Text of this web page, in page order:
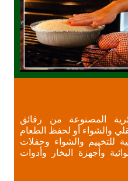
المصنوعة من رقائق
والشواء أو لحفظ الطعام
للتخييم والشواء وحفلات
وأجهزة البخار وأدوات